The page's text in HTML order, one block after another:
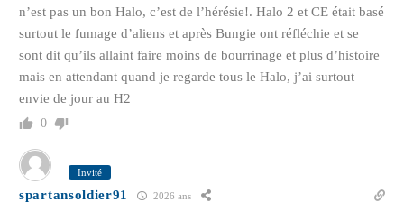
n’est pas un bon Halo, c’est de l’hérésie!. Halo 2 et CE était basé
surtout le fumage d’aliens et après Bungie ont réfléchie et se
sont dit qu’ils allaint faire moins de bourrinage et plus d’histoire
mais en attendant quand je regarde tous le Halo, j’ai surtout
envie de jour au H2
0
Invité
spartansoldier91 2026 ans